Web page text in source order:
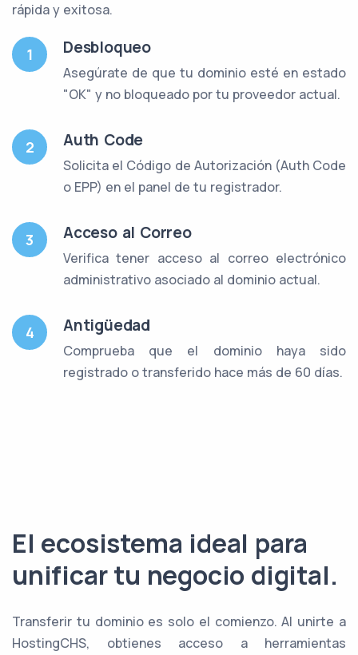
rápida y exitosa.
1 Desbloqueo
Asegúrate de que tu dominio esté en estado
"OK" y no bloqueado por tu proveedor actual.
2 Auth Code
Solicita el Código de Autorización (Auth Code
o EPP) en el panel de tu registrador.
3 Acceso al Correo
Verifica tener acceso al correo electrónico
administrativo asociado al dominio actual.
4 Antigüedad
Comprueba que el dominio haya sido
registrado o transferido hace más de 60 días.
El ecosistema ideal para
unificar tu negocio digital.
Transferir tu dominio es solo el comienzo. Al unirte a
HostingCHS, obtienes acceso a herramientas